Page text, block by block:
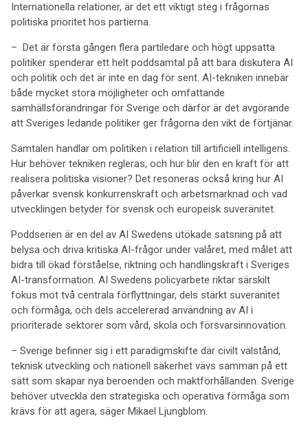
Internationella relationer, är det ett viktigt steg i frågornas
politiska prioritet hos partierna.
– Det är första gången flera partiledare och högt uppsatta
politiker spenderar ett helt poddsamtal på att bara diskutera AI
och politik och det är inte en dag för sent. AI-tekniken innebär
både mycket stora möjligheter och omfattande
samhällsförändringar för Sverige och därför är det avgörande
att Sveriges ledande politiker ger frågorna den vikt de förtjänar.
Samtalen handlar om politiken i relation till artificiell intelligens.
Hur behöver tekniken regleras, och hur blir den en kraft för att
realisera politiska visioner? Det resoneras också kring hur AI
påverkar svensk konkurrenskraft och arbetsmarknad och vad
utvecklingen betyder för svensk och europeisk suveränitet.
Poddserien är en del av AI Swedens utökade satsning på att
belysa och driva kritiska AI-frågor under valåret, med målet att
bidra till ökad förståelse, riktning och handlingskraft i Sveriges
AI-transformation. AI Swedens policyarbete riktar särskilt
fokus mot två centrala förflyttningar, dels stärkt suveränitet
och förmåga, och dels accelererad användning av AI i
prioriterade sektorer som vård, skola och försvarsinnovation.
– Sverige befinner sig i ett paradigmskifte där civilt välstånd,
teknisk utveckling och nationell säkerhet vävs samman på ett
sätt som skapar nya beroenden och maktförhållanden. Sverige
behöver utveckla den strategiska och operativa förmåga som
krävs för att agera, säger Mikael Ljungblom.